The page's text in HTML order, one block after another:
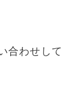
合わせして